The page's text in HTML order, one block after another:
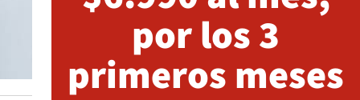
por los 3
primeros meses